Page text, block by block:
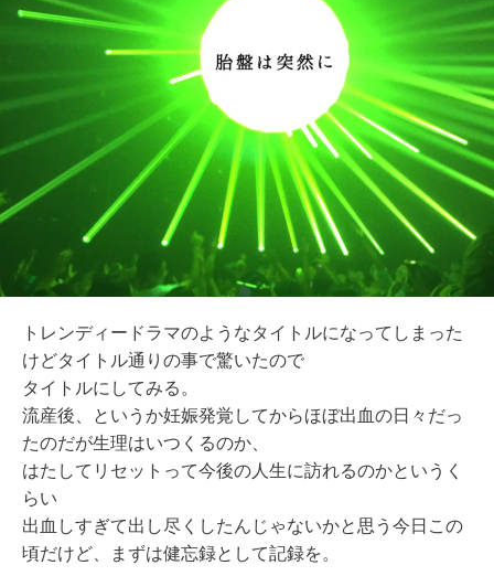
トレンディードラマのようなタイトルになってしまった
けどタイトル通りの事で驚いたので
タイトルにしてみる。
流産後、というか妊娠発覚してからほぼ出血の日々だっ
たのだが生理はいつくるのか、
はたしてリセットって今後の人生に訪れるのかというく
らい
出血しすぎて出し尽くしたんじゃないかと思う今日この
頃だけど、まずは健忘録として記録を。